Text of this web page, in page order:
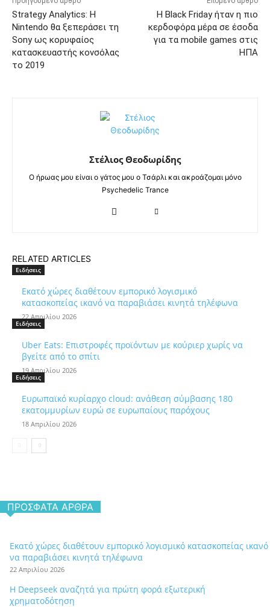
Strategy Analytics: Η
Nintendo θα ξεπεράσει τη
Sony ως κορυφαίος
κατασκευαστής κονσόλας
το 2019
Η Black Friday ήταν η πιο
κερδοφόρα μέρα σε έσοδα
για τα mobile games στις
ΗΠΑ
Στέλιος Θεοδωρίδης
Ο ήρωας μου είναι ο γάτος μου ο Τσάρλι και ακροάζομαι μόνο
Psychedelic Trance
RELATED ARTICLES
Ειδήσεις
Εκατό χώρες διαθέτουν εμπορικό λογισμικό
κατασκοπείας ικανό να παραβιάσει κινητά τηλέφωνα
22 Απριλίου 2026
Ειδήσεις
Uber Eats: Επιστροφές προϊόντων με κούριερ χωρίς να
βγείτε από το σπίτι
19 Απριλίου 2026
Ειδήσεις
Ευρωπαϊκό κυρίαρχο cloud: ανάθεση σύμβασης 180
εκατομμυρίων ευρώ σε ευρωπαίους παρόχους
18 Απριλίου 2026
ΠΡΌΣΦΑΤΑ ΆΡΘΡΑ
Εκατό χώρες διαθέτουν εμπορικό λογισμικό κατασκοπείας ικανό
να παραβιάσει κινητά τηλέφωνα
22 Απριλίου 2026
Η Deepseek αναζητά για πρώτη φορά εξωτερική
χρηματοδότηση